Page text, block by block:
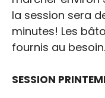
la session sera
minutes! Les
fournis au besoin.
SESSION